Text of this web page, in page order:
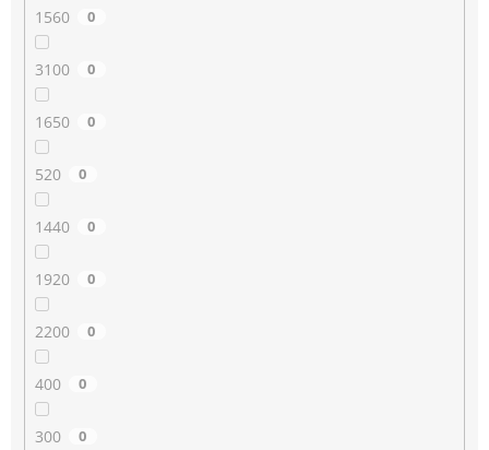
1560 0
3100 0
1650 0
520 0
1440 0
1920 0
2200 0
400 0
300 0